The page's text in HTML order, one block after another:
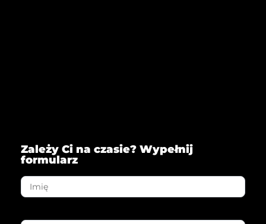
Zależy Ci na czasie? Wypełnij
formularz
sprawie
Imię